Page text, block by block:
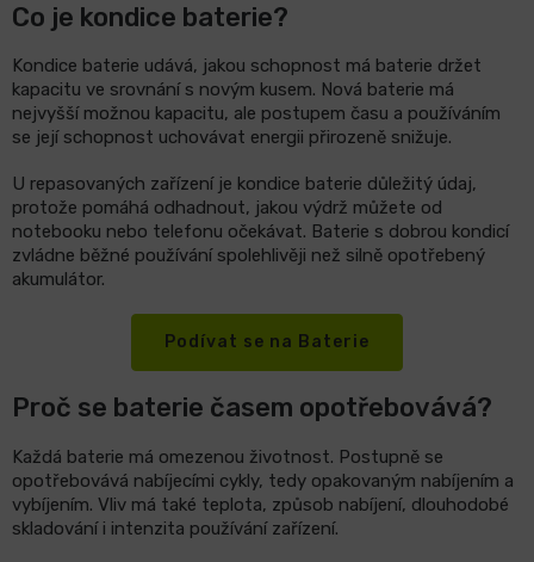
Co je kondice baterie?
Kondice baterie udává, jakou schopnost má baterie držet
kapacitu ve srovnání s novým kusem. Nová baterie má
nejvyšší možnou kapacitu, ale postupem času a používáním
se její schopnost uchovávat energii přirozeně snižuje.
U repasovaných zařízení je kondice baterie důležitý údaj,
protože pomáhá odhadnout, jakou výdrž můžete od
notebooku nebo telefonu očekávat. Baterie s dobrou kondicí
zvládne běžné používání spolehlivěji než silně opotřebený
akumulátor.
Podívat se na Baterie
Proč se baterie časem opotřebovává?
Každá baterie má omezenou životnost. Postupně se
opotřebovává nabíjecími cykly, tedy opakovaným nabíjením a
vybíjením. Vliv má také teplota, způsob nabíjení, dlouhodobé
skladování i intenzita používání zařízení.